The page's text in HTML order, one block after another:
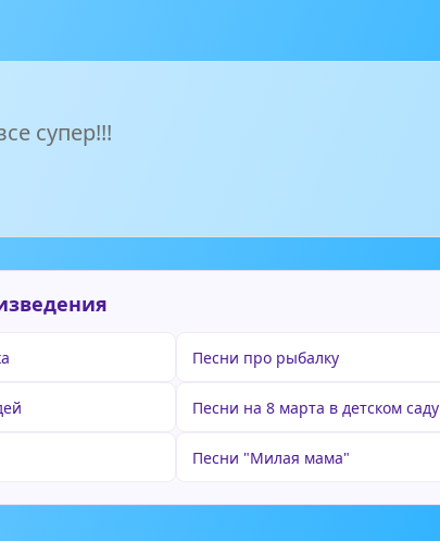
супер!!!
Песни про рыбалку
Песни на 8 марта в детском саду
Песни "Милая мама"